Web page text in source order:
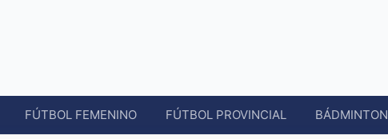
FÚTBOL FEMENINO FÚTBOL PROVINCIAL BÁDMINTON